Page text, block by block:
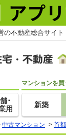
の不動産総合サイ
･
用
マンションを買
新築
中古マンション > 首